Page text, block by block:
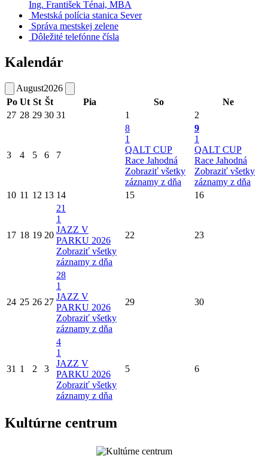
Ing. František Ténai, MBA
Mestská polícia stanica Sever
Správa mestskej zelene
Dôležité telefónne čísla
Kalendár
August2026
Po Ut St Št Pia So
Ne
27 28 29 30 31 1 2
3 4 5 6 7
8
1
QALT CUP
Race Jahodná
Zobraziť všetky
záznamy z dňa
9
1
QALT CUP
Race Jahodná
Zobraziť všetky
záznamy z dňa
10 11 12 13 14 15 16
17 18 19 20
21
1
JAZZ V
PARKU 2026
Zobraziť všetky
záznamy z dňa
22 23
24 25 26 27
28
1
JAZZ V
PARKU 2026
Zobraziť všetky
záznamy z dňa
29 30
31 1 2 3
4
1
JAZZ V
PARKU 2026
Zobraziť všetky
záznamy z dňa
5 6
Kultúrne centrum